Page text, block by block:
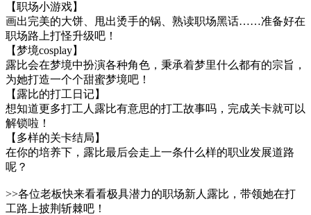
【职场小游戏】
画出完美的大饼、甩出烫手的锅、熟读职场黑话……准备好在
职场路上打怪升级吧！
【梦境cosplay】
露比会在梦境中扮演各种角色，秉承着梦里什么都有的宗旨，
为她打造一个个甜蜜梦境吧！
【露比的打工日记】
想知道更多打工人露比有意思的打工故事吗，完成关卡就可以
解锁啦！
【多样的关卡结局】
在你的培养下，露比最后会走上一条什么样的职业发展道路
呢？
>>各位老板快来看看极具潜力的职场新人露比，带领她在打
工路上披荆斩棘吧！